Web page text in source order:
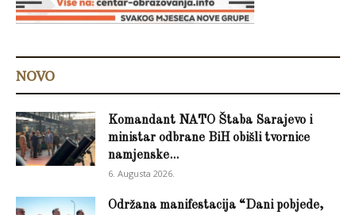
NOVO
Komandant NATO Štaba Sarajevo i
ministar odbrane BiH obišli tvornice
namjenske...
6. Augusta 2026.
Održana manifestacija “Dani pobjede,